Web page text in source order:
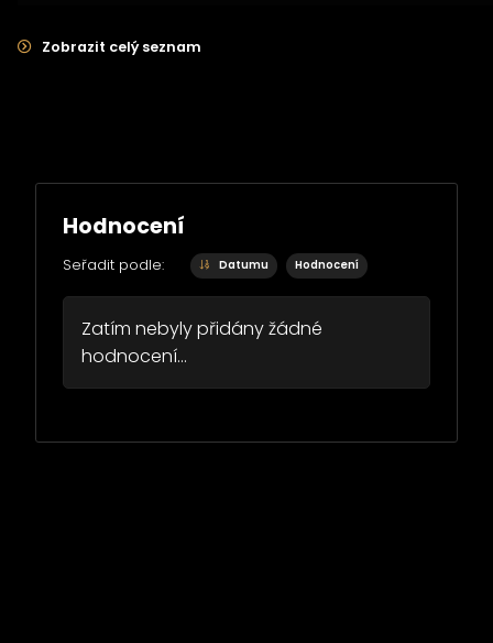
Zobrazit celý seznam
Hodnocení
Seřadit podle: Datumu Hodnocení
Zatím nebyly přidány žádné
hodnocení...